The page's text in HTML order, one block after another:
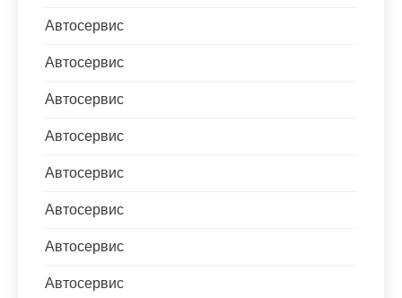
Автосервис
Автосервис
Автосервис
Автосервис
Автосервис
Автосервис
Автосервис
Автосервис